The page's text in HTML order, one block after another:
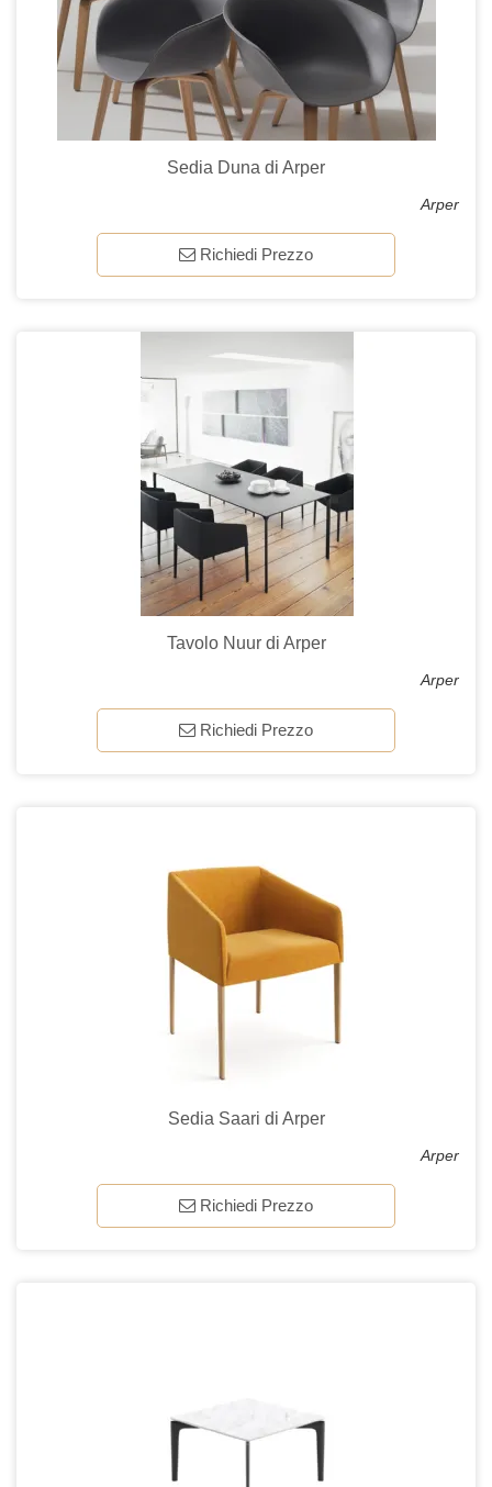
Sedia Duna di Arper
Arper
Richiedi Prezzo
Tavolo Nuur di Arper
Arper
Richiedi Prezzo
Sedia Saari di Arper
Arper
Richiedi Prezzo